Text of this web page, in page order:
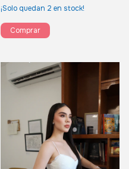
¡Solo quedan 2 en stock!
Comprar